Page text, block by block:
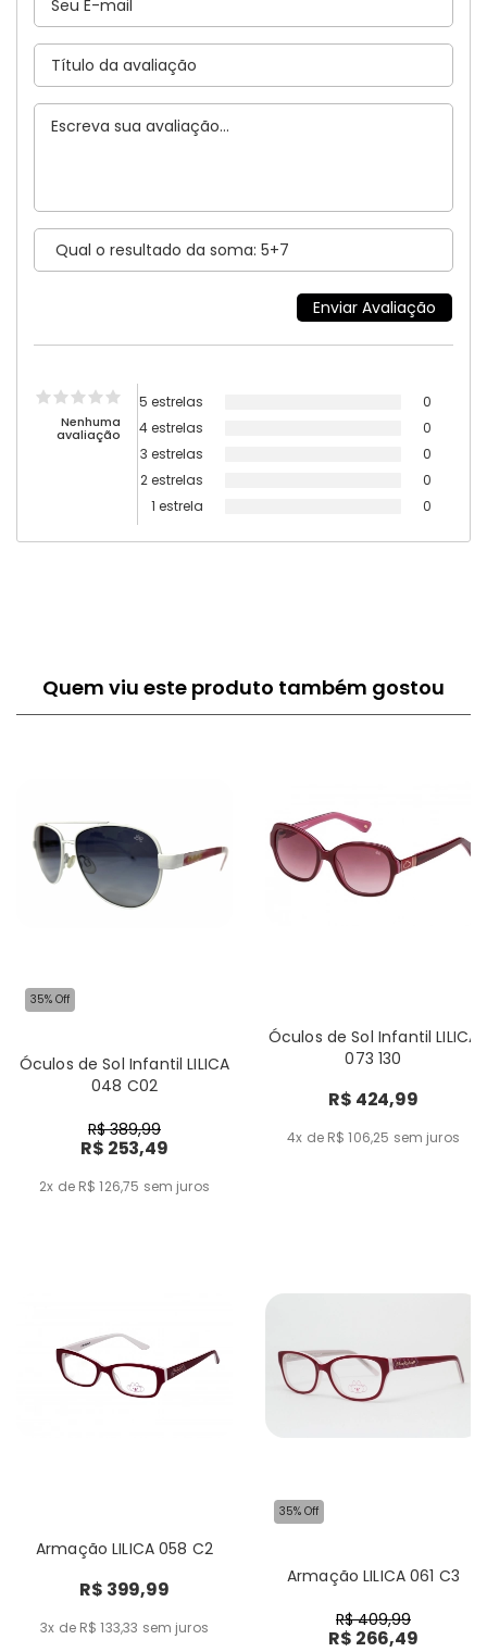
Nenhuma
avaliação
5 estrelas
0
4 estrelas
0
3 estrelas
0
2 estrelas
0
1 estrela
0
Quem viu este produto também gostou
35% Off
Óculos de Sol Infantil LILICA
048 C02
R$ 389,99
R$ 253,49
2x de R$ 126,75 sem juros
Óculos de Sol Infantil LILICA
073 130
R$ 424,99
4x de R$ 106,25 sem juros
Armação LILICA 058 C2
R$ 399,99
3x de R$ 133,33 sem juros
35% Off
Armação LILICA 061 C3
R$ 409,99
R$ 266,49